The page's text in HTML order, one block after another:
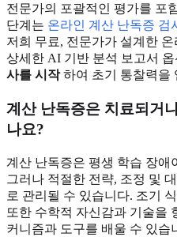
전문가의 포괄적인 평가를 포
단계는 온라인 계산 난독증 검
저희 무료, 전문가가 설계한
상세한 AI 기반 분석 보고서
사를 시작하여 초기 통찰력을
계산 난독증은 치료되거
나요?
계산 난독증은 평생 학습 장
그러나 적절한 전략, 조정 및
로 관리될 수 있습니다. 조기
또한 수학적 자신감과 기술을
커니즘과 도구를 배울 수 있습